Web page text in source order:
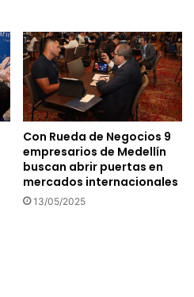
Con Rueda de Negocios 9
empresarios de Medellín
buscan abrir puertas en
mercados internacionales
13/05/2025